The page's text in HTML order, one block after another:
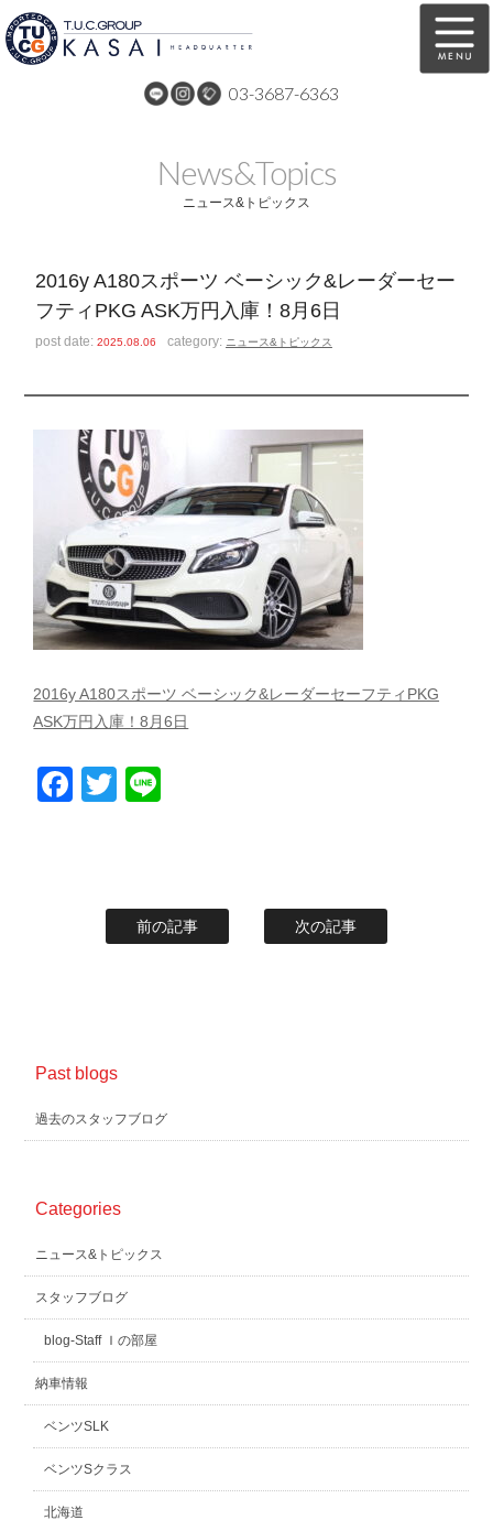
03-3687-6363
全国納車 特別作業
注文販売
スタッフ紹介 リクルート
お問い合わせ
スタッフblog
ホーム T.U.C.GROUP
News&Topics
ニュース&トピックス
2016y A180スポーツ ベーシック&レーダーセー
フティPKG ASK万円入庫！8月6日
post date:2025.08.06 category: ニュース&トピックス
2016y A180スポーツ ベーシック&レーダーセーフティPKG
ASK万円入庫！8月6日
Facebook
Twitter
前の記事 次の記事
Past blogs
過去のスタッフブログ
Categories
ニュース&トピックス
スタッフブログ
blog-Staff Ｉの部屋
納車情報
ベンツSLK
ベンツSクラス
北海道